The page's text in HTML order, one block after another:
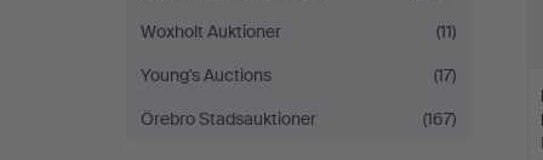
Woxholt Auktioner
(11)
Young's Auctions
(17)
Örebro Stadsauktioner
(167)